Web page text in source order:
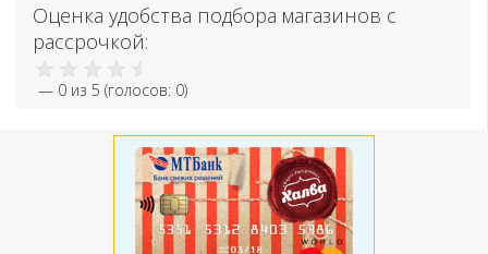
Оценка удобства подбора магазинов с
рассрочкой:
— 0 из 5 (голосов: 0)